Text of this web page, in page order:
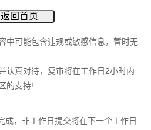
返回首页
中可能包含违规或敏感信息，暂时无
认真对待，复审将在工作日2小时内
的支持!
成，非工作日提交将在下一个工作日